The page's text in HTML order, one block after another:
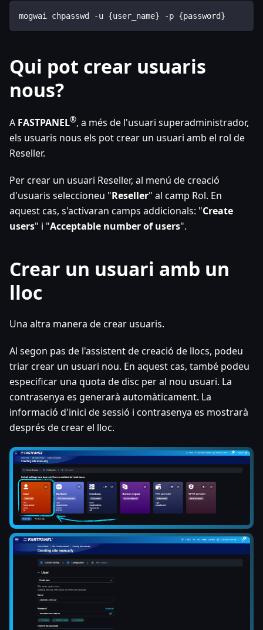
mogwai chpasswd -u {user_name} -p {password}
Qui pot crear usuaris
nous?
A FASTPANEL®, a més de l'usuari superadministrador,
els usuaris nous els pot crear un usuari amb el rol de
Reseller.
Per crear un usuari Reseller, al menú de creació
d'usuaris seleccioneu "Reseller" al camp Rol. En
aquest cas, s'activaran camps addicionals: "Create
users" i "Acceptable number of users".
Crear un usuari amb un
lloc
Una altra manera de crear usuaris.
Al segon pas de l'assistent de creació de llocs, podeu
triar crear un usuari nou. En aquest cas, també podeu
especificar una quota de disc per al nou usuari. La
contrasenya es generarà automàticament. La
informació d'inici de sessió i contrasenya es mostrarà
després de crear el lloc.